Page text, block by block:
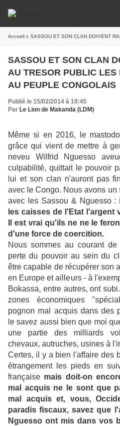
Accueil » SASSOU ET SON CLAN DOIVENT RAPPORTER AU
SASSOU ET SON CLAN
AU TRESOR PUBLIC
AU PEUPLE CONGOLAIS
Publié le 15/02/2014 à 19:45
Par Le Lion de Makanda (LDM)
Même si en 2016, le
grâce qui vient de mettre à
neveu Wilfrid Nguesso
culpabilité, quittait le pouvoir
lui et son clan n'auront pas
avec le Congo. Nous avons
avec les Sassou & Nguesso :
les caisses de l'Etat l'argent
Il est vrai qu'ils ne ne le
d'une force de coercition.
Nous sommes au courant
perte du pouvoir au sein du
être capable de récupérer son
en Europe et ailleurs - à
Bokassa, entre autres, ont
zones économiques
pognon mal acquis dans des
le savez aussi bien que moi
une partie des milliards
chevaux, autruches, usines à
Certes, il y a bien l'affaire des
étrangement les pieds en
française mais doit-on
mal acquis ne le sont que
mal acquis et, vous,
paradis fiscaux, savez que
Nguesso ont mis dans vos